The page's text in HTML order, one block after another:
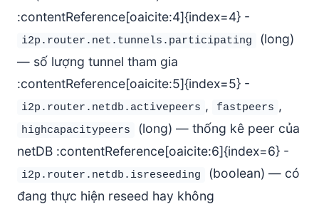
:contentReference[oaicite:4]{index=4} -
i2p.router.net.tunnels.participating
(long)
— số lượng tunnel tham gia
:contentReference[oaicite:5]{index=5} -
i2p.router.netdb.activepeers , fastpeers ,
highcapacitypeers
(long) — thống kê peer của
netDB :contentReference[oaicite:6]{index=6} -
i2p.router.netdb.isreseeding
(boolean) — có
đang thực hiện reseed hay không